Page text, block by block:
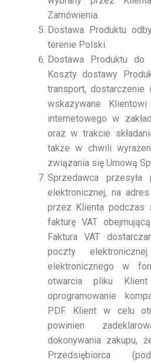
Zamówienia.
Dostawa Produktu
terenie Polski.
Dostawa Produktu do
Koszty dostawy
transport, dostarczenie
wskazywane
internetowego w
oraz w trakcie
także w chwili
związania się Umową
Sprzedawca
elektronicznej, na
przez Klienta podczas
fakturę VAT
Faktura VAT
poczty
elektronicznego w
otwarcia pliku
oprogramowanie
PDF. Klient w celu
powinien
dokonywania zakupu,
Przedsiębiorca